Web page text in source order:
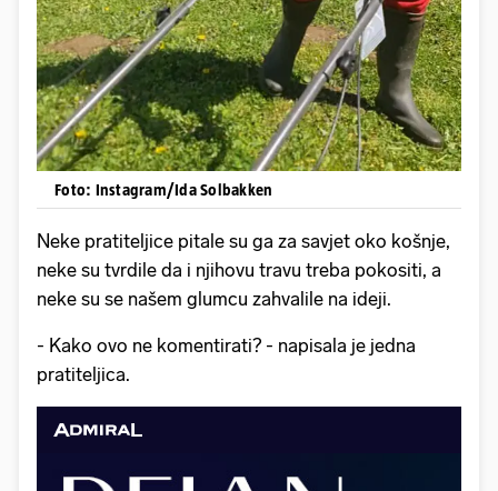
Foto: Instagram/Ida Solbakken
Neke pratiteljice pitale su ga za savjet oko košnje,
neke su tvrdile da i njihovu travu treba pokositi, a
neke su se našem glumcu zahvalile na ideji.
- Kako ovo ne komentirati? - napisala je jedna
pratiteljica.